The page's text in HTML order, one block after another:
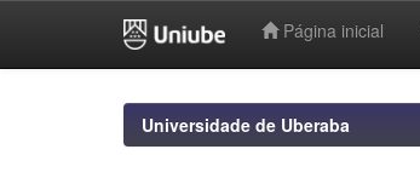
Página inicial
Universidade de Uberaba